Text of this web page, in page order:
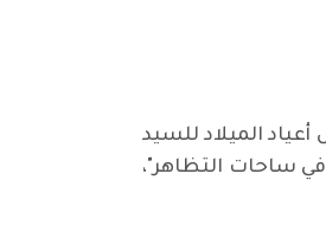
الميلاد للسيد
ساحات التظاهر"،